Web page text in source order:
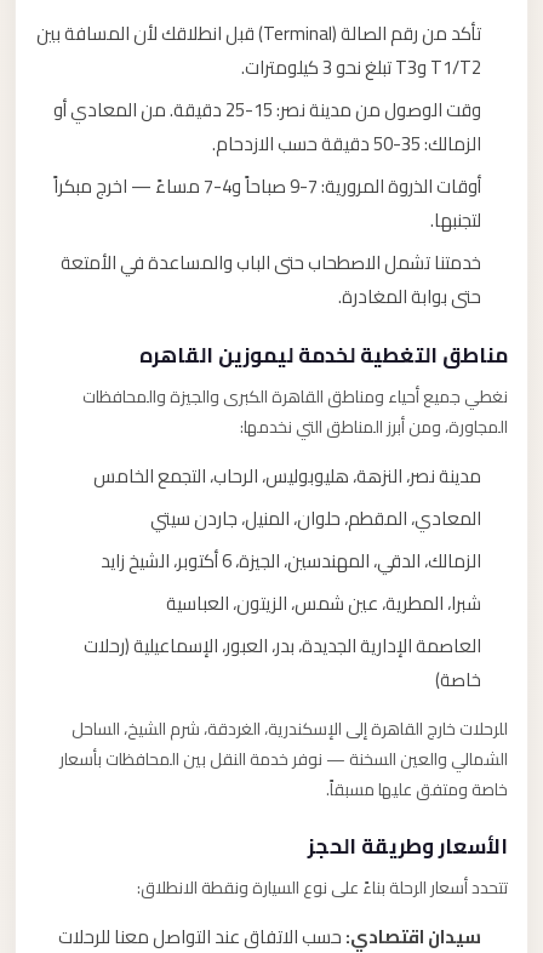
تأكد من رقم الصالة (Terminal) قبل انطلاقك لأن المسافة بين
T1/T2 وT3 تبلغ نحو 3 كيلومترات.
وقت الوصول من مدينة نصر: 15-25 دقيقة. من المعادي أو
الزمالك: 35-50 دقيقة حسب الازدحام.
أوقات الذروة المرورية: 7-9 صباحاً و4-7 مساءً — اخرج مبكراً
لتجنبها.
خدمتنا تشمل الاصطحاب حتى الباب والمساعدة في الأمتعة
حتى بوابة المغادرة.
مناطق التغطية لخدمة ليموزين القاهره
نغطي جميع أحياء ومناطق القاهرة الكبرى والجيزة والمحافظات
المجاورة، ومن أبرز المناطق التي نخدمها:
مدينة نصر، النزهة، هليوبوليس، الرحاب، التجمع الخامس
المعادي، المقطم، حلوان، المنيل، جاردن سيتي
الزمالك، الدقي، المهندسين، الجيزة، 6 أكتوبر، الشيخ زايد
شبرا، المطرية، عين شمس، الزيتون، العباسية
العاصمة الإدارية الجديدة، بدر، العبور، الإسماعيلية (رحلات
خاصة)
للرحلات خارج القاهرة إلى الإسكندرية، الغردقة، شرم الشيخ، الساحل
الشمالي والعين السخنة — نوفر خدمة النقل بين المحافظات بأسعار
خاصة ومتفق عليها مسبقاً.
الأسعار وطريقة الحجز
تتحدد أسعار الرحلة بناءً على نوع السيارة ونقطة الانطلاق:
سيدان اقتصادي:حسب الاتفاق عند التواصل معنا للرحلات